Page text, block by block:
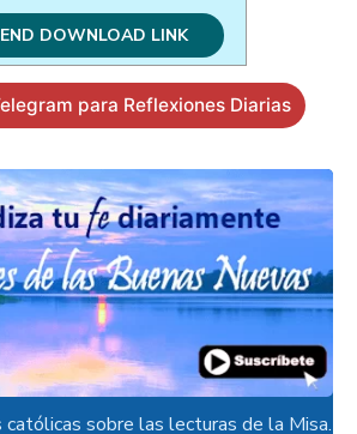
para Reflexiones Diarias
sobre las lecturas de la Misa.